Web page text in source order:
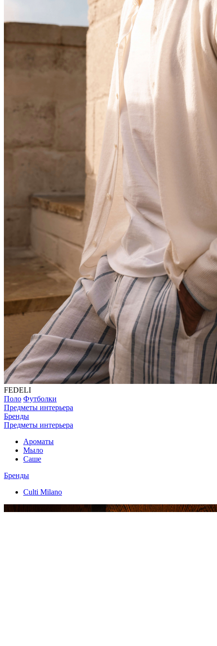
FEDELI
Поло Футболки
Предметы интерьера
Бренды
Предметы интерьера
Ароматы
Мыло
Саше
Бренды
Culti Milano